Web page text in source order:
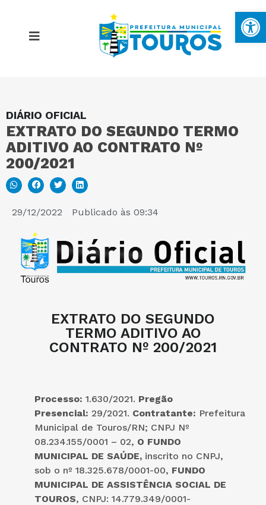
DIÁRIO OFICIAL
EXTRATO DO SEGUNDO TERMO
ADITIVO AO CONTRATO Nº
200/2021
29/12/2022 Publicado às 09:34
EXTRATO DO SEGUNDO
TERMO ADITIVO AO
CONTRATO Nº 200/2021
Processo: 1.630/2021. Pregão
Presencial: 29/2021. Contratante: Prefeitura
Municipal de Touros/RN; CNPJ Nº
08.234.155/0001 – 02, O FUNDO
MUNICIPAL DE SAÚDE, inscrito no CNPJ,
sob o nº 18.325.678/0001-00, FUNDO
MUNICIPAL DE ASSISTÊNCIA SOCIAL DE
TOUROS, CNPJ: 14.779.349/0001-
MAPA DO SITE
PORTAL DA TRANSPARÊNCIA
E-SIC
PERGUNTAS FREQUENTES